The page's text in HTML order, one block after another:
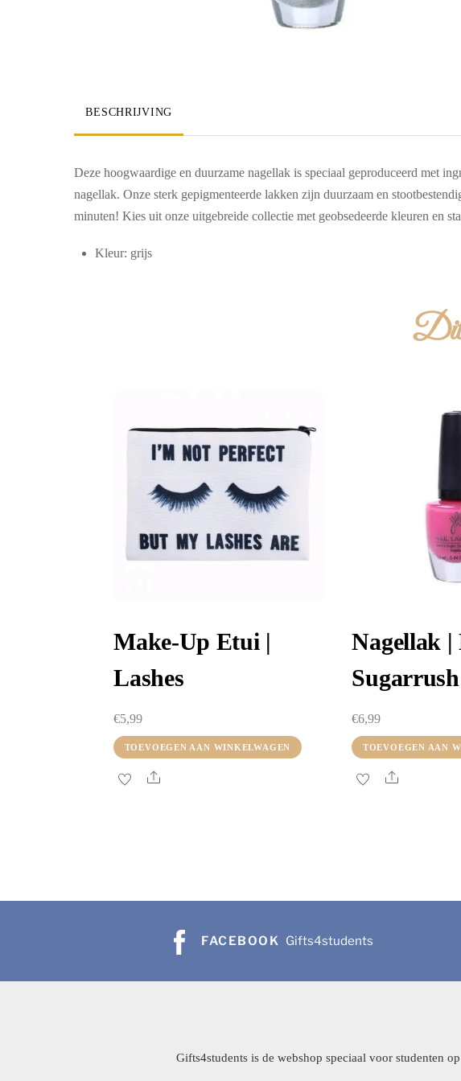
BESCHRIJVING
Deze hoogwaardige en duurzame nagellak is speciaal geproduceerd met
nagellak. Onze sterk gepigmenteerde lakken zijn duurzaam en
minuten! Kies uit onze uitgebreide collectie met geobsedeerde kleuren en
Kleur: grijs
Dit
Nagellak |
Sugarrush
€6,99
TOEVOEGEN AAN
Share
Make-Up Etui |
Lashes
€5,99
TOEVOEGEN AAN WINKELWAGEN
Share
FACEBOOK Gifts4students
Gifts4students is de webshop speciaal voor studenten